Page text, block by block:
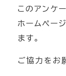
このアンケ
ホームペー
ます。
ご協力をお